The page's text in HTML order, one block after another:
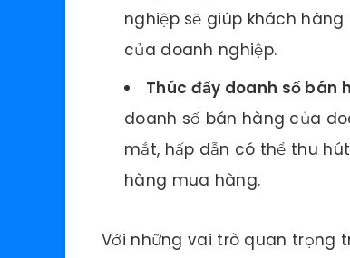
nghiệp sẽ giúp khách
của doanh nghiệp.
Thúc đẩy doanh số bán
doanh số bán hàng của
mắt, hấp dẫn có thể thu
hàng mua hàng.
Với những vai trò quan trọng